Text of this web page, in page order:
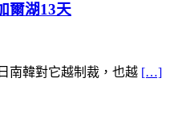
爾湖13天
南韓對它越制裁，也越 […]